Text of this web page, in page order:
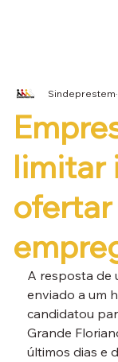
limitar
Sindeprestem
A resposta de
enviado a um
candidatou
Grande
últimos dias e